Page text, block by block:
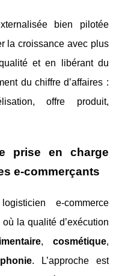
bien pilotée
la croissance avec plus
et en libérant du
du chiffre d’affaires :
offre produit,
prise en charge
e-commerçants
e-commerce
la qualité d’exécution
, cosmétique,
. L’approche est